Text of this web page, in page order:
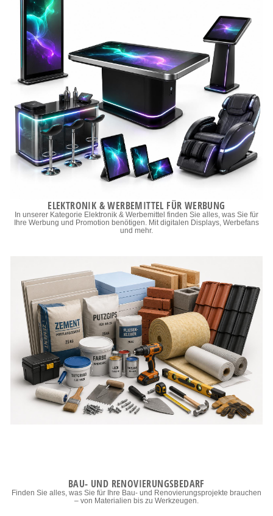
ELEKTRONIK & WERBEMITTEL FÜR WERBUNG
In unserer Kategorie Elektronik & Werbemittel finden Sie alles, was Sie für
Ihre Werbung und Promotion benötigen. Mit digitalen Displays, Werbefans
und mehr.
BAU- UND RENOVIERUNGSBEDARF
Finden Sie alles, was Sie für Ihre Bau- und Renovierungsprojekte brauchen
– von Materialien bis zu Werkzeugen.